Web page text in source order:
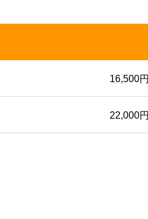
16,500円
22,000円